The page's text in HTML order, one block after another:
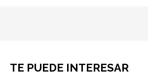
TE PUEDE INTERESAR